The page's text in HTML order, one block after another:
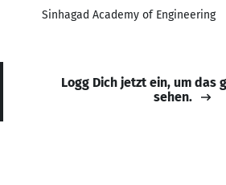
Sinhagad Academy of Engineering
Logg Dich jetzt ein, um das
sehen.